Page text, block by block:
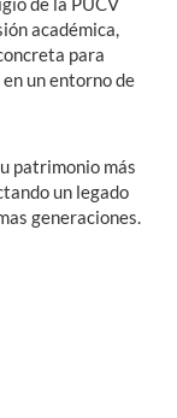
académica,
para
un entorno de
patrimonio más
un legado
generaciones.